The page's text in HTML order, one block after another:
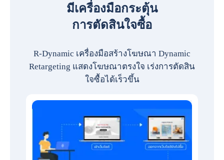
มีเครื่องมือกระตุ้น
การตัดสินใจซื้อ
R-Dynamic เครื่องมือสร้างโฆษณา Dynamic
Retargeting แสดงโฆษณาตรงใจ เร่งการตัดสิน
ใจซื้อได้เร็วขึ้น